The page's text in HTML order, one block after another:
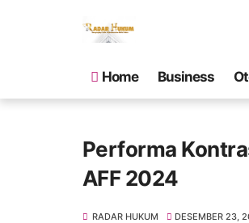
Home Business
Performa
AFF 2024
RADAR HUKUM DESEMBER 23,